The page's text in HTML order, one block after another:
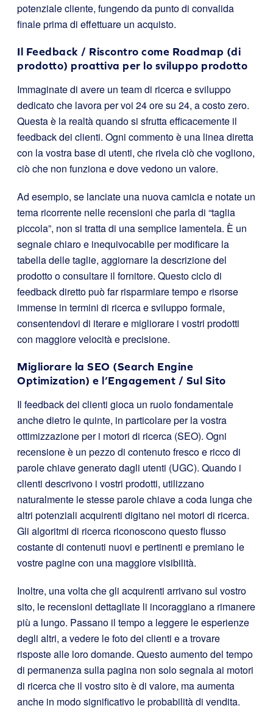
potenziale cliente, fungendo da punto di convalida
finale prima di effettuare un acquisto.
Il Feedback / Riscontro come Roadmap (di
prodotto) proattiva per lo sviluppo prodotto
Immaginate di avere un team di ricerca e sviluppo
dedicato che lavora per voi 24 ore su 24, a costo zero.
Questa è la realtà quando si sfrutta efficacemente il
feedback dei clienti. Ogni commento è una linea diretta
con la vostra base di utenti, che rivela ciò che vogliono,
ciò che non funziona e dove vedono un valore.
Ad esempio, se lanciate una nuova camicia e notate un
tema ricorrente nelle recensioni che parla di “taglia
piccola”, non si tratta di una semplice lamentela. È un
segnale chiaro e inequivocabile per modificare la
tabella delle taglie, aggiornare la descrizione del
prodotto o consultare il fornitore. Questo ciclo di
feedback diretto può far risparmiare tempo e risorse
immense in termini di ricerca e sviluppo formale,
consentendovi di iterare e migliorare i vostri prodotti
con maggiore velocità e precisione.
Migliorare la SEO (Search Engine
Optimization) e l’Engagement / Sul Sito
Il feedback dei clienti gioca un ruolo fondamentale
anche dietro le quinte, in particolare per la vostra
ottimizzazione per i motori di ricerca (SEO). Ogni
recensione è un pezzo di contenuto fresco e ricco di
parole chiave generato dagli utenti (UGC). Quando i
clienti descrivono i vostri prodotti, utilizzano
naturalmente le stesse parole chiave a coda lunga che
altri potenziali acquirenti digitano nei motori di ricerca.
Gli algoritmi di ricerca riconoscono questo flusso
costante di contenuti nuovi e pertinenti e premiano le
vostre pagine con una maggiore visibilità.
Inoltre, una volta che gli acquirenti arrivano sul vostro
sito, le recensioni dettagliate li incoraggiano a rimanere
più a lungo. Passano il tempo a leggere le esperienze
degli altri, a vedere le foto dei clienti e a trovare
risposte alle loro domande. Questo aumento del tempo
di permanenza sulla pagina non solo segnala ai motori
di ricerca che il vostro sito è di valore, ma aumenta
anche in modo significativo le probabilità di vendita.